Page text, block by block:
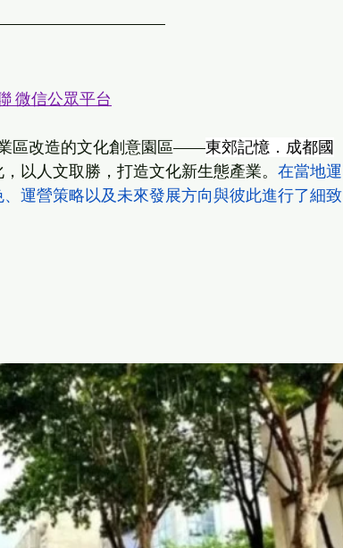
微信公眾平台
區改造的文化創意園區——東郊記憶．成都國
以人文取勝，打造文化新生態產業。 在當地運
運營策略以及未來發展方向與彼此進行了細致